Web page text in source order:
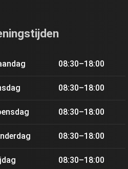
08:30–18:00
08:30–18:00
08:30–18:00
08:30–18:00
08:30–18:00